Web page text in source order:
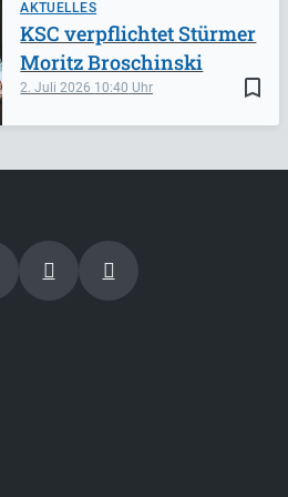
AKTUELLES
bookmark_border
2. Juli 2026 10:40
KSC verpflichtet Stürmer
Moritz Broschinski